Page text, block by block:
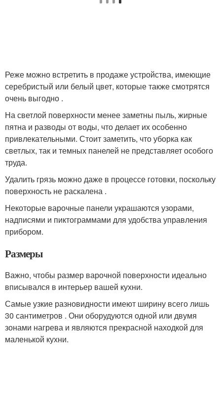
Реже можно встретить в продаже устройства, имеющие
серебристый или белый цвет, которые также смотрятся
очень выгодно .
На светлой поверхности менее заметны пыль, жирные
пятна и разводы от воды, что делает их особенно
привлекательными. Стоит заметить, что уборка как
светлых, так и темных панелей не представляет особого
труда.
Удалить грязь можно даже в процессе готовки, поскольку
поверхность не раскалена .
Некоторые варочные панели украшаются узорами,
надписями и пиктограммами для удобства управления
прибором.
Размеры
Важно, чтобы размер варочной поверхности идеально
вписывался в интерьер вашей кухни.
Самые узкие разновидности имеют ширину всего лишь
30 сантиметров . Они оборудуются одной или двумя
зонами нагрева и являются прекрасной находкой для
маленькой кухни.